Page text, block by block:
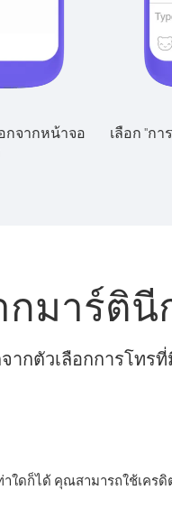
กจากหน้าจอ
เลือก "ก
มาร์ตินี
กตัวเลือกการโทร
าใดก็ได้ คุณสามารถใช้เคร